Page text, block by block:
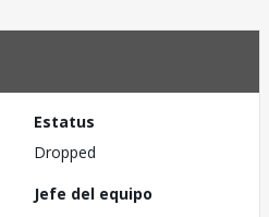
Estatus
Dropped
Jefe del equipo